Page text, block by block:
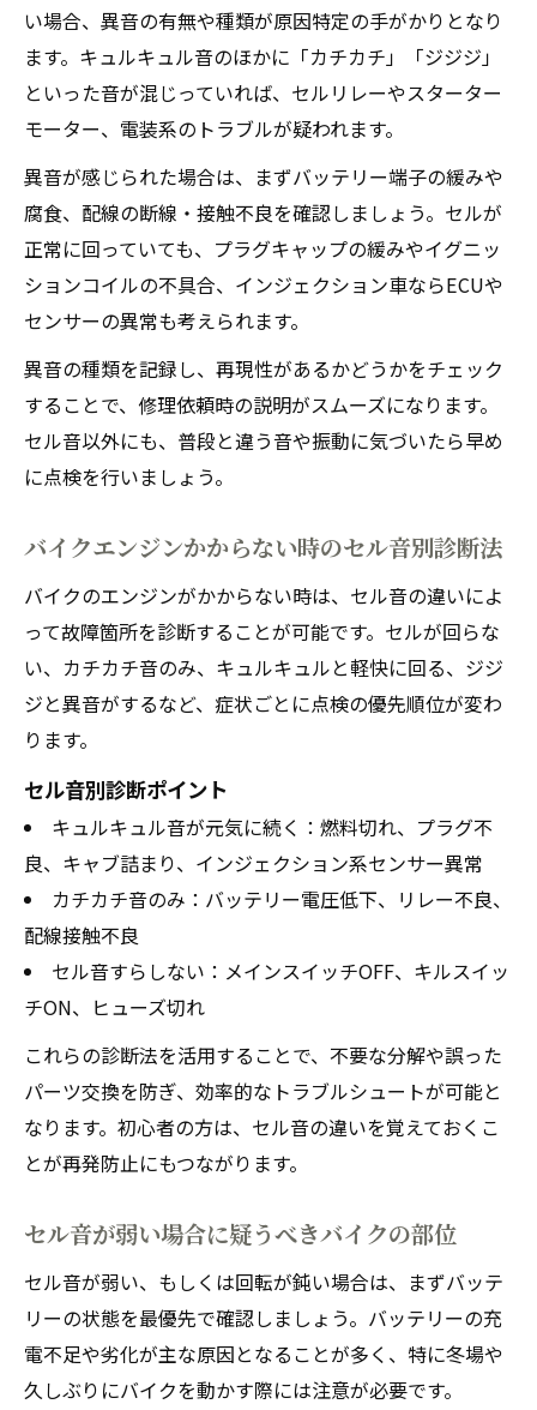
い場合、異音の有無や種類が原因特定の手がかりとなり
ます。キュルキュル音のほかに「カチカチ」「ジジジ」
といった音が混じっていれば、セルリレーやスターター
モーター、電装系のトラブルが疑われます。
異音が感じられた場合は、まずバッテリー端子の緩みや
腐食、配線の断線・接触不良を確認しましょう。セルが
正常に回っていても、プラグキャップの緩みやイグニッ
ションコイルの不具合、インジェクション車ならECUや
センサーの異常も考えられます。
異音の種類を記録し、再現性があるかどうかをチェック
することで、修理依頼時の説明がスムーズになります。
セル音以外にも、普段と違う音や振動に気づいたら早め
に点検を行いましょう。
バイクエンジンかからない時のセル音別診断法
バイクのエンジンがかからない時は、セル音の違いによ
って故障箇所を診断することが可能です。セルが回らな
い、カチカチ音のみ、キュルキュルと軽快に回る、ジジ
ジと異音がするなど、症状ごとに点検の優先順位が変わ
ります。
セル音別診断ポイント
キュルキュル音が元気に続く：燃料切れ、プラグ不
良、キャブ詰まり、インジェクション系センサー異常
カチカチ音のみ：バッテリー電圧低下、リレー不良、
配線接触不良
セル音すらしない：メインスイッチOFF、キルスイッ
チON、ヒューズ切れ
これらの診断法を活用することで、不要な分解や誤った
パーツ交換を防ぎ、効率的なトラブルシュートが可能と
なります。初心者の方は、セル音の違いを覚えておくこ
とが再発防止にもつながります。
セル音が弱い場合に疑うべきバイクの部位
セル音が弱い、もしくは回転が鈍い場合は、まずバッテ
リーの状態を最優先で確認しましょう。バッテリーの充
電不足や劣化が主な原因となることが多く、特に冬場や
久しぶりにバイクを動かす際には注意が必要です。